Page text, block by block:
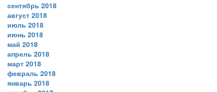
сентябрь 2018
август 2018
июль 2018
июнь 2018
май 2018
апрель 2018
март 2018
февраль 2018
январь 2018